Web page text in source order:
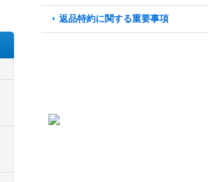
返品特約に関する重要事項